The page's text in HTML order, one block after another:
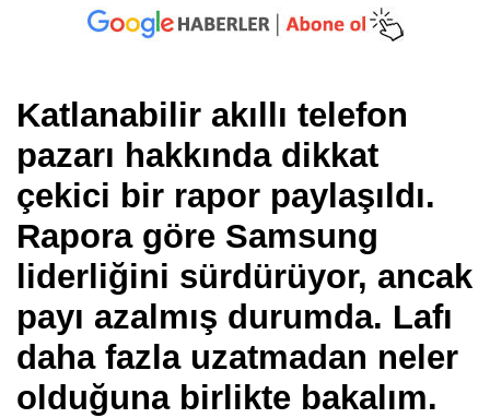
Katlanabilir akıllı telefon
pazarı hakkında dikkat
çekici bir rapor paylaşıldı.
Rapora göre Samsung
liderliğini sürdürüyor, ancak
payı azalmış durumda. Lafı
daha fazla uzatmadan neler
olduğuna birlikte bakalım.